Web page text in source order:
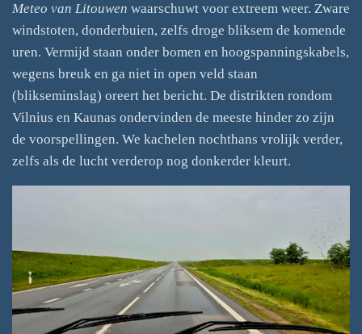
Meteo van Litouwen waarschuwt voor extreem weer. Zware
windstoten, donderbuien, zelfs droge bliksem de komende
uren. Vermijd staan onder bomen en hoogspanningskabels,
wegens breuk en ga niet in open veld staan
(blikseminslag) oreert het bericht. De distrikten rondom
Vilnius en Kaunas ondervinden de meeste hinder zo zijn
de voorspellingen. We kachelen nochthans vrolijk verder,
zelfs als de lucht verderop nog donkerder kleurt.